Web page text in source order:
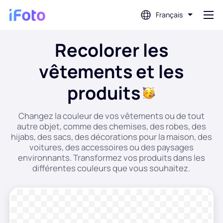
Français
Connex
Suppression d'arrière-plan
Amélioration de la photo
Créateur de photos de profil
Recolorer les
vêtements et les
produits
Changez la couleur de vos vêtements ou de tout
autre objet, comme des chemises, des robes, des
hijabs, des sacs, des décorations pour la maison, des
voitures, des accessoires ou des paysages
environnants. Transformez vos produits dans les
différentes couleurs que vous souhaitez.